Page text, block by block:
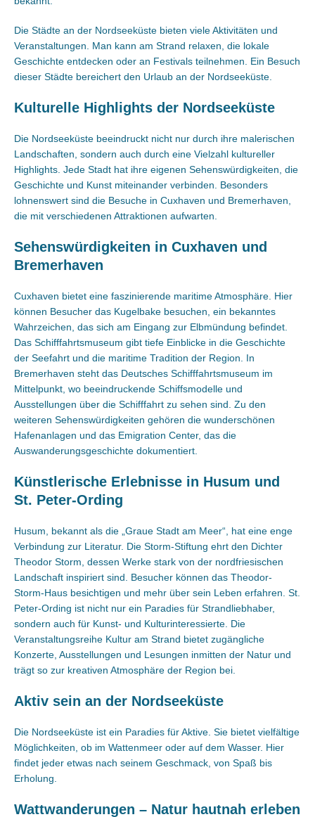
Die Städte an der Nordseeküste bieten viele Aktivitäten und
Veranstaltungen. Man kann am Strand relaxen, die lokale
Geschichte entdecken oder an Festivals teilnehmen. Ein Besuch
dieser Städte bereichert den Urlaub an der Nordseeküste.
Kulturelle Highlights der Nordseeküste
Die Nordseeküste beeindruckt nicht nur durch ihre malerischen
Landschaften, sondern auch durch eine Vielzahl kultureller
Highlights. Jede Stadt hat ihre eigenen Sehenswürdigkeiten, die
Geschichte und Kunst miteinander verbinden. Besonders
lohnenswert sind die Besuche in Cuxhaven und Bremerhaven,
die mit verschiedenen Attraktionen aufwarten.
Sehenswürdigkeiten in Cuxhaven und
Bremerhaven
Cuxhaven bietet eine faszinierende maritime Atmosphäre. Hier
können Besucher das Kugelbake besuchen, ein bekanntes
Wahrzeichen, das sich am Eingang zur Elbmündung befindet.
Das Schifffahrtsmuseum gibt tiefe Einblicke in die Geschichte
der Seefahrt und die maritime Tradition der Region. In
Bremerhaven steht das Deutsches Schifffahrtsmuseum im
Mittelpunkt, wo beeindruckende Schiffsmodelle und
Ausstellungen über die Schifffahrt zu sehen sind. Zu den
weiteren Sehenswürdigkeiten gehören die wunderschönen
Hafenanlagen und das Emigration Center, das die
Auswanderungsgeschichte dokumentiert.
Künstlerische Erlebnisse in Husum und
St. Peter-Ording
Husum, bekannt als die „Graue Stadt am Meer“, hat eine enge
Verbindung zur Literatur. Die Storm-Stiftung ehrt den Dichter
Theodor Storm, dessen Werke stark von der nordfriesischen
Landschaft inspiriert sind. Besucher können das Theodor-
Storm-Haus besichtigen und mehr über sein Leben erfahren. St.
Peter-Ording ist nicht nur ein Paradies für Strandliebhaber,
sondern auch für Kunst- und Kulturinteressierte. Die
Veranstaltungsreihe Kultur am Strand bietet zugängliche
Konzerte, Ausstellungen und Lesungen inmitten der Natur und
trägt so zur kreativen Atmosphäre der Region bei.
Aktiv sein an der Nordseeküste
Die Nordseeküste ist ein Paradies für Aktive. Sie bietet vielfältige
Möglichkeiten, ob im Wattenmeer oder auf dem Wasser. Hier
findet jeder etwas nach seinem Geschmack, von Spaß bis
Erholung.
Wattwanderungen – Natur hautnah erleben